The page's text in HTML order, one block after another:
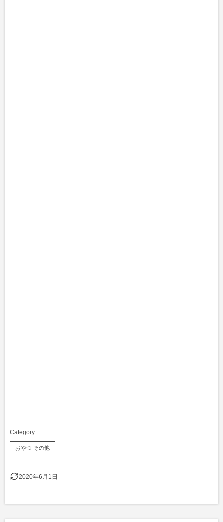
おやつ その他
2020年6月1日